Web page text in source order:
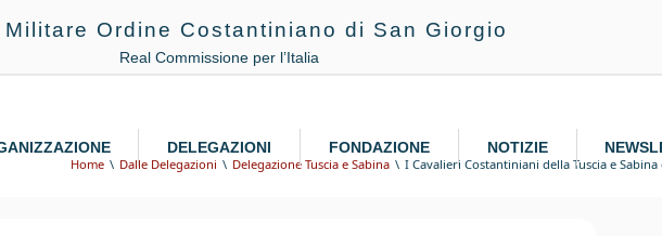
Militare Ordine Costantiniano di San Giorgio
Real Commissione per l’Italia
DELEGAZIONI FONDAZIONE NOTIZIE
Home Dalle Delegazioni Delegazione Tuscia e Sabina I Cavalieri Costantiniani della Tuscia e